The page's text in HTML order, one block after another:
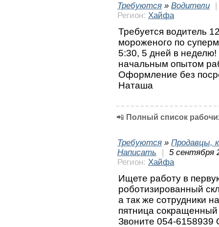
Требуются » Водители
|
Регион: Хайфа
Требуется водитель
мороженого по
5:30, 5 дней в
начальным опытом
Оформление без
Наташа
📲 Полный список
Требуются » Продавцы,
Написать
|
5 сентября
Регион: Хайфа
Ищете работу в
роботизированный
а так же сотрудники
пятница
Звоните 054-6158939